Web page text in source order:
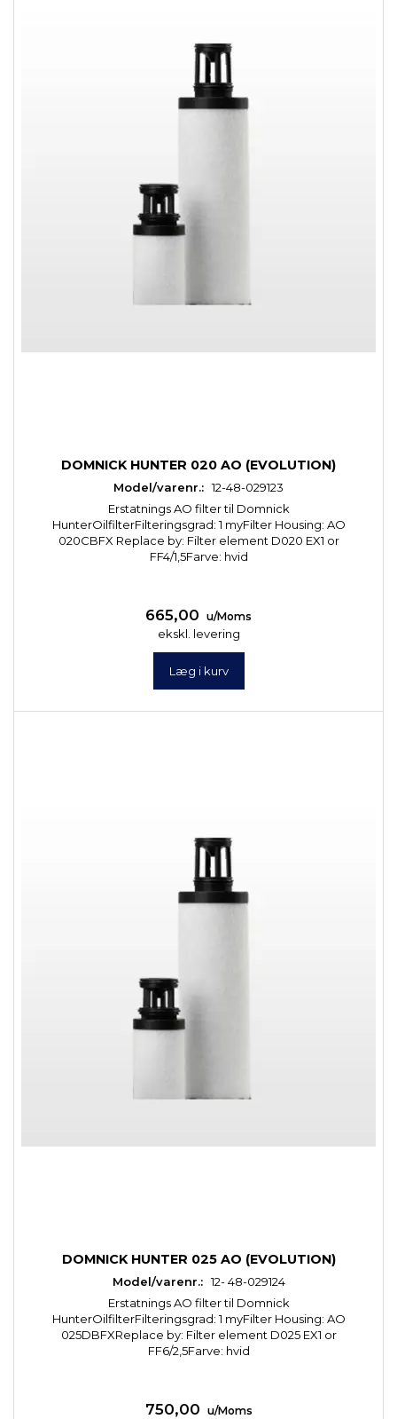
DOMNICK HUNTER 020 AO (EVOLUTION)
Model/varenr.: 12-48-029123
Erstatnings AO filter til Domnick
HunterOilfilterFilteringsgrad: 1 myFilter Housing: AO
020CBFX Replace by: Filter element D020 EX1 or
FF4/1,5Farve: hvid
665,00 u/Moms
ekskl. levering
Læg i kurv
DOMNICK HUNTER 025 AO (EVOLUTION)
Model/varenr.: 12- 48-029124
Erstatnings AO filter til Domnick
HunterOilfilterFilteringsgrad: 1 myFilter Housing: AO
025DBFXReplace by: Filter element D025 EX1 or
FF6/2,5Farve: hvid
750,00 u/Moms